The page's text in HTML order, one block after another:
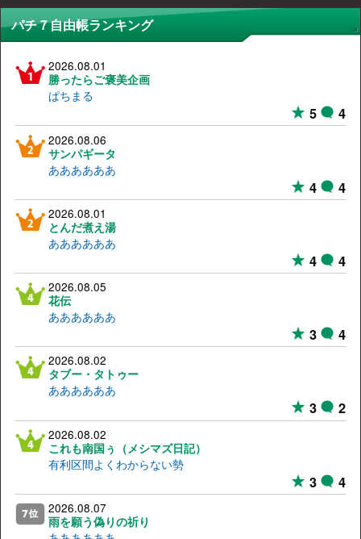
パチ７自由帳ランキング
2026.08.01
勝ったらご褒美企画
ぱちまる
5 4
2026.08.06
サンパギータ
ああああああ
4 4
2026.08.01
とんだ煮え湯
ああああああ
4 4
2026.08.05
花伝
ああああああ
3 4
2026.08.02
タブー・タトゥー
ああああああ
3 2
2026.08.02
これも南国ぅ（メシマズ日記）
有利区間よくわからない勢
3 4
2026.08.07
雨を願う偽りの祈り